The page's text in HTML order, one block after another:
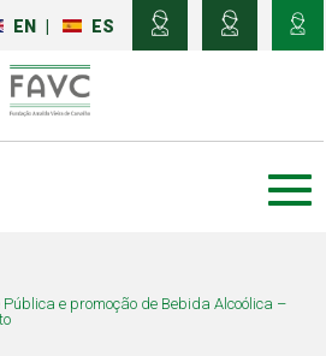
EN ES
e promoção de Bebida Alcoólica –